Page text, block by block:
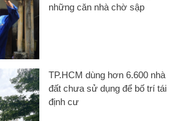
những căn nhà chờ sập
TP.HCM dùng hơn 6.600 nhà
đất chưa sử dụng để bố trí tái
định cư